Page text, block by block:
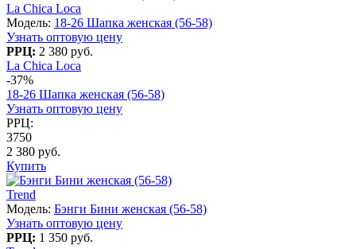
La Chica Loca
Модель: 18-26 Шапка женская (56-58)
Узнать оптовую цену
РРЦ: 2 380 руб.
La Chica Loca
-37%
18-26 Шапка женская (56-58)
Узнать оптовую цену
РРЦ:
3750
2 380 руб.
Купить
Trend
Модель: Бэнги Бини женская (56-58)
Узнать оптовую цену
РРЦ: 1 350 руб.